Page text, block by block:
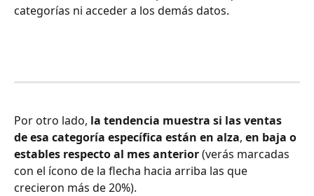
categorías ni acceder a los demás datos.
Por otro lado, la tendencia muestra si las ventas
de esa categoría específica están en alza, en baja o
estables respecto al mes anterior (verás marcadas
con el ícono de la flecha hacia arriba las que
crecieron más de 20%).